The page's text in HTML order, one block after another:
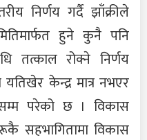
निर्णय गर्दै झाँक्रीले
हुने कुनै पनि
तत्काल रोक्ने निर्णय
केन्द्र मात्र नभएर
परेको छ । विकास
सहभागितामा विकास